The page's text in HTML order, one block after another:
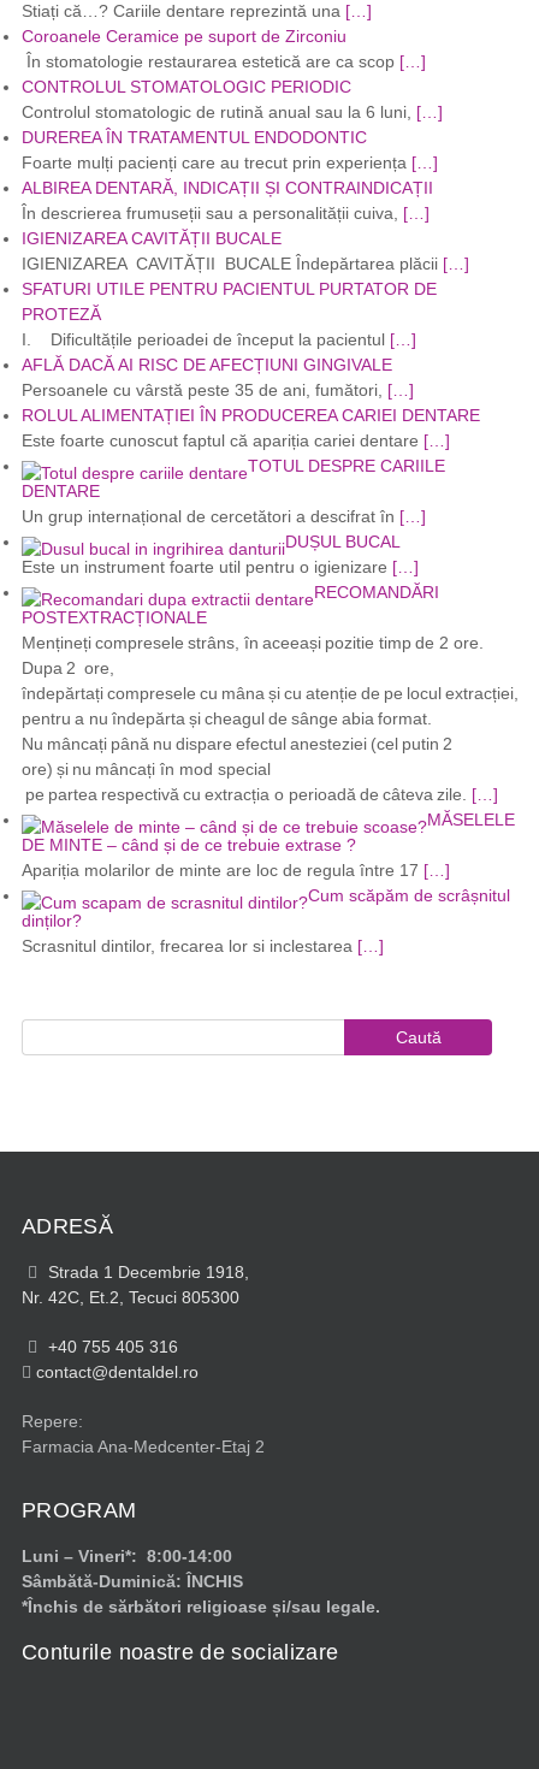
Stiați că…? Cariile dentare reprezintă una […]
Coroanele Ceramice pe suport de Zirconiu
În stomatologie restaurarea estetică are ca scop […]
CONTROLUL STOMATOLOGIC PERIODIC
Controlul stomatologic de rutină anual sau la 6 luni, […]
DUREREA ÎN TRATAMENTUL ENDODONTIC
Foarte mulți pacienți care au trecut prin experiența […]
ALBIREA DENTARĂ, INDICAȚII ȘI CONTRAINDICAȚII
În descrierea frumuseții sau a personalității cuiva, […]
IGIENIZAREA CAVITĂȚII BUCALE
IGIENIZAREA CAVITĂȚII BUCALE Îndepărtarea plăcii […]
SFATURI UTILE PENTRU PACIENTUL PURTATOR DE
PROTEZĂ
I. Dificultățile perioadei de început la pacientul […]
AFLĂ DACĂ AI RISC DE AFECȚIUNI GINGIVALE
Persoanele cu vârstă peste 35 de ani, fumători, […]
ROLUL ALIMENTAȚIEI ÎN PRODUCEREA CARIEI DENTARE
Este foarte cunoscut faptul că apariția cariei dentare […]
TOTUL DESPRE CARIILE
DENTARE
Un grup internațional de cercetători a descifrat în […]
DUȘUL BUCAL
Este un instrument foarte util pentru o igienizare […]
RECOMANDĂRI
POSTEXTRACȚIONALE
Mențineți compresele strâns, în aceeași pozitie timp de 2 ore.
Dupa 2 ore,
îndepărtați compresele cu mâna și cu atenție de pe locul extracției,
pentru a nu îndepărta și cheagul de sânge abia format.
Nu mâncați până nu dispare efectul anesteziei (cel putin 2
ore) și nu mâncați în mod special
pe partea respectivă cu extracția o perioadă de câteva zile.
[…]
MĂSELELE
DE MINTE – când și de ce trebuie extrase ?
Apariția molarilor de minte are loc de regula între 17 […]
Cum scăpăm de scrâșnitul
dinților?
Scrasnitul dintilor, frecarea lor si inclestarea […]
ADRESĂ
Strada 1 Decembrie 1918,
Nr. 42C, Et.2, Tecuci 805300
+40 755 405 316
contact@dentaldel.ro
Repere:
Farmacia Ana-Medcenter-Etaj 2
PROGRAM
Luni – Vineri*: 8:00-14:00
Sâmbătă-Duminică: ÎNCHIS
*Închis de sărbători religioase și/sau legale.
Conturile noastre de socializare